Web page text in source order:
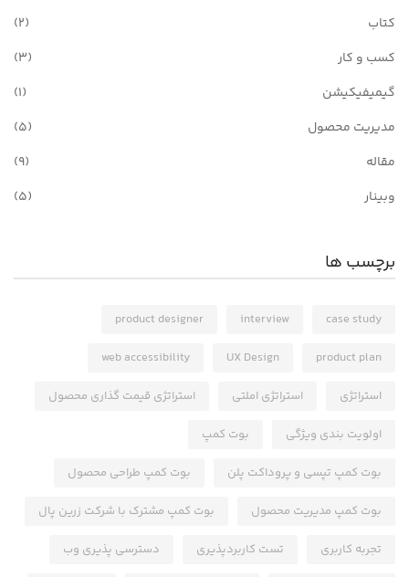
کتاب
(2)
کسب و کار
(3)
گیمیفیکیشن
(1)
مدیریت محصول
(5)
مقاله
(9)
وبینار
(5)
برچسب ها
case study
interview
product designer
product plan
UX Design
web accessibility
استراتژی استراتژی املتی استراتژی قیمت گذاری محصول
اولویت بندی ویژگی بوت کمپ
بوت کمپ تپسی و پروداکت پلن بوت کمپ طراحی محصول
بوت کمپ مدیریت محصول بوت کمپ مشترک با شرکت زرین پال
تجربه کاربری تست کاربردپذیری دسترسی پذیری وب